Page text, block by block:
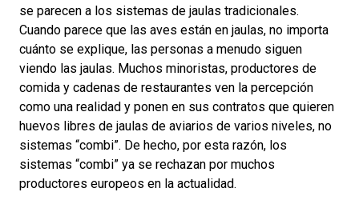
se parecen a los sistemas de jaulas tradicionales.
Cuando parece que las aves están en jaulas, no importa
cuánto se explique, las personas a menudo siguen
viendo las jaulas. Muchos minoristas, productores de
comida y cadenas de restaurantes ven la percepción
como una realidad y ponen en sus contratos que quieren
huevos libres de jaulas de aviarios de varios niveles, no
sistemas “combi”. De hecho, por esta razón, los
sistemas “combi” ya se rechazan por muchos
productores europeos en la actualidad.